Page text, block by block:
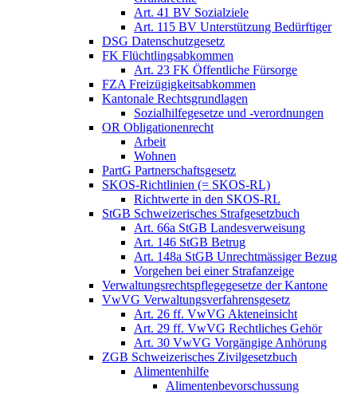
Art. 41 BV Sozialziele
Art. 115 BV Unterstützung Bedürftiger
DSG Datenschutzgesetz
FK Flüchtlingsabkommen
Art. 23 FK Öffentliche Fürsorge
FZA Freizügigkeitsabkommen
Kantonale Rechtsgrundlagen
Sozialhilfegesetze und -verordnungen
OR Obligationenrecht
Arbeit
Wohnen
PartG Partnerschaftsgesetz
SKOS-Richtlinien (= SKOS-RL)
Richtwerte in den SKOS-RL
StGB Schweizerisches Strafgesetzbuch
Art. 66a StGB Landesverweisung
Art. 146 StGB Betrug
Art. 148a StGB Unrechtmässiger Bezug
Vorgehen bei einer Strafanzeige
Verwaltungsrechtspflegegesetze der Kantone
VwVG Verwaltungsverfahrensgesetz
Art. 26 ff. VwVG Akteneinsicht
Art. 29 ff. VwVG Rechtliches Gehör
Art. 30 VwVG Vorgängige Anhörung
ZGB Schweizerisches Zivilgesetzbuch
Alimentenhilfe
Alimentenbevorschussung